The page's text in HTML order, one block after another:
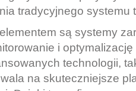
tradycyjnego systemu
są systemy
i
technologii,
na skuteczniejsze